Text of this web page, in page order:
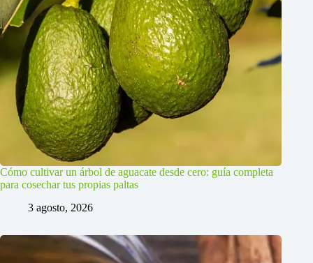
Cómo cultivar un árbol de aguacate desde cero: guía completa
para cosechar tus propias paltas
3 agosto, 2026